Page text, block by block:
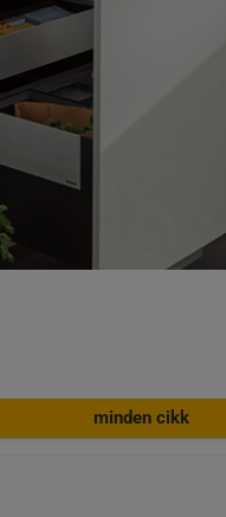
minden cikk